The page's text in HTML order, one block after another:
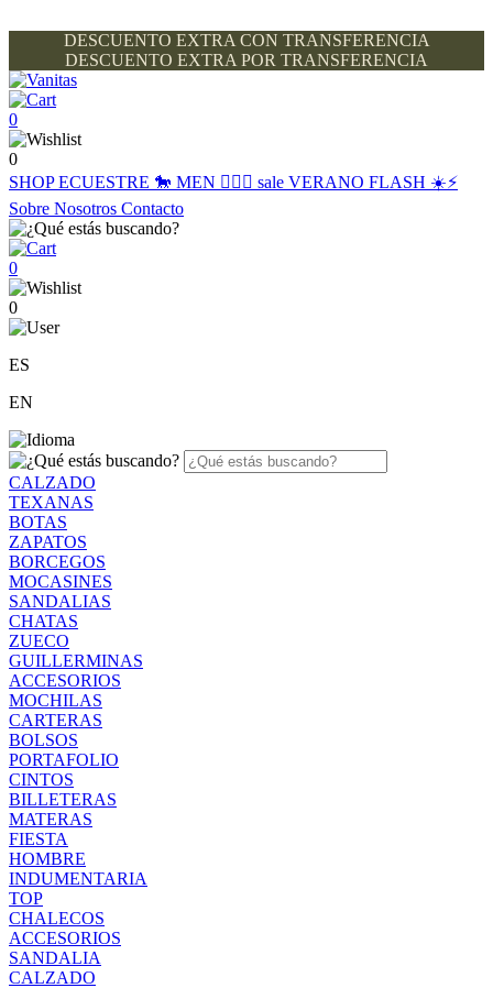
DESCUENTO EXTRA CON TRANSFERENCIA
DESCUENTO EXTRA POR TRANSFERENCIA
0
0
SHOPECUESTRE 🐎 MEN 🙋🏽‍♂️ sale VERANO FLASH ☀️⚡️
Sobre Nosotros Contacto
0
0
ES
EN
CALZADO
TEXANAS
BOTAS
ZAPATOS
BORCEGOS
MOCASINES
SANDALIAS
CHATAS
ZUECO
GUILLERMINAS
ACCESORIOS
MOCHILAS
CARTERAS
BOLSOS
PORTAFOLIO
CINTOS
BILLETERAS
MATERAS
FIESTA
HOMBRE
INDUMENTARIA
TOP
CHALECOS
ACCESORIOS
SANDALIA
CALZADO